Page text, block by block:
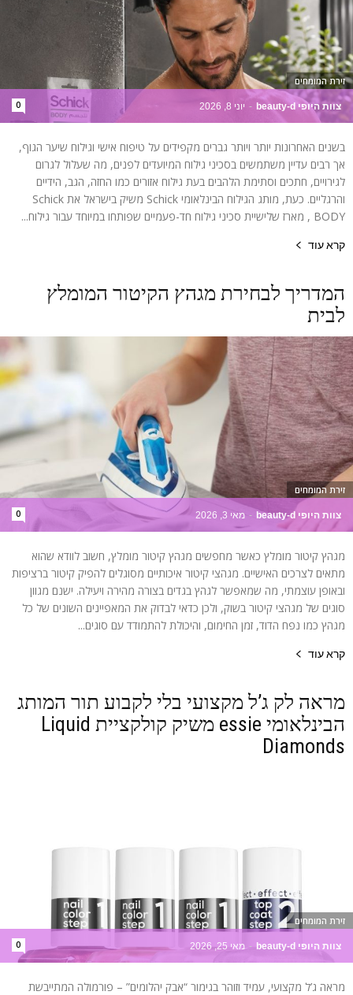
צוות היופי beauty-d - יוני 8, 2026 0
זירת המומחים
בשנים האחרונות יותר ויותר גברים מקפידים על טיפוח אישי וגילוח שיער הגוף,
אך רבים עדיין משתמשים בסכיני גילוח המיועדים לפנים, מה שעלול לגרום
לגירויים, חתכים וסתימת הלהבים בעת גילוח אזורים כמו החזה, הגב, הידיים
והרגליים. כעת, מותג הגילוח הבינלאומי Schick משיק בישראל את Schick
BODY , מארז שלישיית סכיני גילוח חד-פעמיים שפותחו במיוחד עבור גילוח...
קרא עוד
המדריך לבחירת מגהץ הקיטור המומלץ
לבית
צוות היופי beauty-d - מאי 3, 2026 0
זירת המומחים
מגהץ קיטור מומלץ כאשר מחפשים מגהץ קיטור מומלץ, חשוב לוודא שהוא
מתאים לצרכים האישיים. מגהצי קיטור איכותיים מסוגלים להפיק קיטור ברציפות
ובאופן עוצמתי, מה שמאפשר לגהץ בגדים בצורה מהירה ויעילה. ישנם מגוון
סוגים של מגהצי קיטור בשוק, ולכן כדאי לבדוק את המאפיינים השונים של כל
מגהץ כמו נפח הדוד, זמן החימום, והיכולת להתמודד עם סוגים...
קרא עוד
מראה לק ג’ל מקצועי בלי לקבוע תור המותג
הבינלאומי essie משיק קולקציית Liquid
Diamonds
צוות היופי beauty-d - מאי 25, 2026 0
זירת המומחים
מראה ג’ל מקצועי, עמיד וזוהר בגימור “אבק יהלומים” – פורמולה המתייבשת